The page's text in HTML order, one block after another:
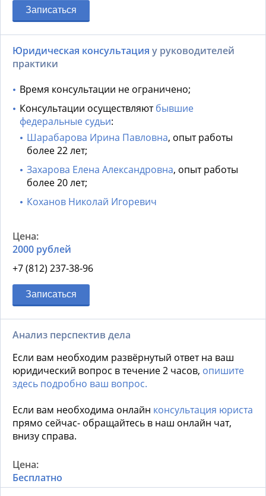
Записаться
Юридическая консультация у руководителей
практики
Время консультации не ограничено;
Консультации осуществляютбывшие
федеральные судьи:
Шарабарова Ирина Павловна, опыт работы
более 22 лет;
Захарова Елена Александровна, опыт работы
более 20 лет;
Коханов Николай Игоревич
2000 рублей
+7 (812) 237-38-96
Записаться
Анализ перспектив дела
Если вам необходим развёрнутый ответ на ваш
юридический вопрос в течение 2 часов, опишите
здесь подробно ваш вопрос.
Если вам необходима онлайн консультация юриста
прямо сейчас- обращайтесь в наш онлайн чат,
внизу справа.
Бесплатно